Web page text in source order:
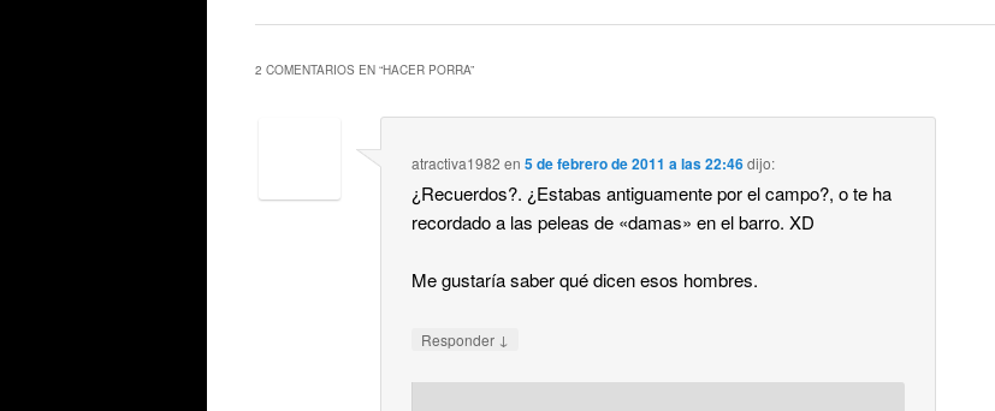
un anuncio de venta
2 COMENTARIOS EN “HACER PORRA”
atractiva1982 en 5 de febrero de 2011 a las 22:46 dijo:
¿Recuerdos?. ¿Estabas antiguamente por el campo?, o te ha
recordado a las peleas de «damas» en el barro. XD
Me gustaría saber qué dicen esos hombres.
Responder ↓